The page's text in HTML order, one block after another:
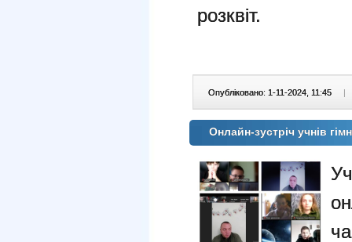
розквіт.
Опубліковано: 1-11-2024, 11:45 |
Онлайн-зустріч учнів